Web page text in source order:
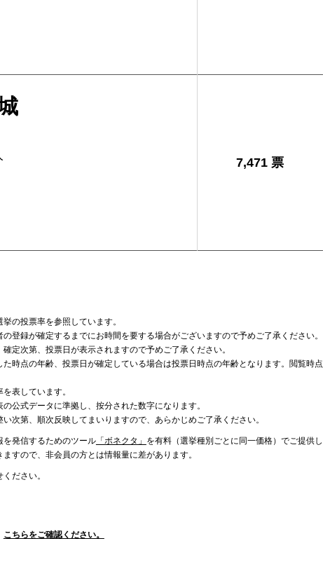
7,471 票
の投票率を参照しています。
登録が確定するまでにお時間を要する場合がございますので予めご了承ください。
定次第、投票日が表示されますので予めご了承ください。
時点の年齢、投票日が確定している場合は投票日時点の年齢となります。閲覧時点
表しています。
公式データに準拠し、按分された数字になります。
次第、順次反映してまいりますので、あらかじめご了承ください。
発信するためのツール「ボネクタ」 を有料（選挙種別ごとに同一価格）でご提供し
すので、非会員の方とは情報量に差があります。
ださい。
こちらをご確認ください。